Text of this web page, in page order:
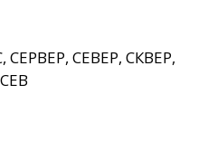
СЕРВЕР, СЕВЕР, СКВЕР,